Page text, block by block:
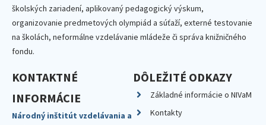
školských zariadení, aplikovaný pedagogický výskum,
organizovanie predmetových olympiád a súťaží, externé testovanie
na školách, neformálne vzdelávanie mládeže či správa knižničného
fondu.
KONTAKTNÉ
INFORMÁCIE
Národný inštitút vzdelávania a
DÔLEŽITÉ ODKAZY
Základné informácie o NIVaM
Kontakty